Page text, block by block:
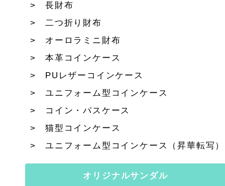
長財布
二つ折り財布
オーロラミニ財布
本革コインケース
PUレザーコインケース
ユニフォーム型コインケース
コイン・パスケース
猫型コインケース
ユニフォーム型コインケース（昇華転写）
オリジナルサンダル